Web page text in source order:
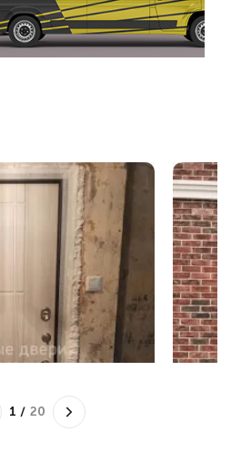
1 / 20